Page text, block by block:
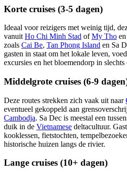
Korte cruises (3-5 dagen)
Ideaal voor reizigers met weinig tijd,
vanuit Ho Chi Minh Stad ofMy Tho
zoals Cai Be, Tan Phong Island en Sa
gasten in staat om het lokale leven,
excursies en het bloemendorp in slechts
Middelgrote cruises (6-9
Deze routes strekken zich vaak uit naar
eventueel gekoppeld aan
Cambodja. Sa Dec is meestal een
duik in de Vietnamese deltacultuur.
kooklessen, fietstochten,
historische huizen langs de rivier.
Lange cruises (10+ dagen)